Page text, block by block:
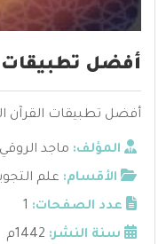
أفضل تطبيقات
أفضل تطبيقات القرآن الكريم2 -
المؤلف: ماجد الروقي
الأقسام: علم
عدد الصفحات: 1
سنة النشر: 1442م